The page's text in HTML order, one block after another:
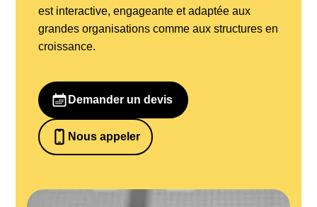
est interactive, engageante et adaptée aux
grandes organisations comme aux structures en
croissance.
Demander un devis
Nous appeler
0652698481